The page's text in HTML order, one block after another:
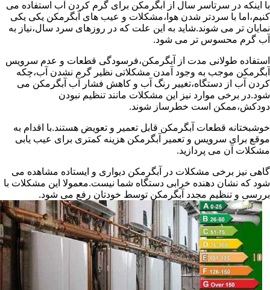
با اینکه در سرتاسر سال از آبگرمکن برای گرم کردن آب استفاده می
کنیم،اما با سردتر شدن هوا،مشکلات و عیب های آبگرمکن یکی یکی
نمایان تر می شوند.شاید به این علت که در روزهای سرد سال،نیاز به
آب گرم محسوس تر می شود.
استفاده طولانی مدت از آبگرمکن،فرسودگی قطعات و عدم سرویس
آبگرمکن موجب به وجود آمدن مشکلاتی نظیر گرم نشدن آب،چکه
کردن آب از دستگاه،تغییر رنگ آب و کاهش فشار آب آبگرمکن می
شود.در برخی موارد نیز این مشکلات مانند تنظیم نبودن
دودکش،ممکن است خطرساز شوند.
خوشبختانه قطعات آبگرمکن قابل تعمیر و تعویض هستند.با اقدام به
موقع برای سرویس و تعمیر آبگرمکن هزینه کمتری برای عیب یابی
مشکلات آن می پردازید.
گاهی نیز برخی مشکلات در آبگرمکن دیواری و ایستاده مشاهده می
شود که نشان دهنده خرابی دستگاه شما نیست.معمولا این مشکلات با
بررسی و تنظیم مجدد آبگرمکن توسط خودتان رفع می شود.